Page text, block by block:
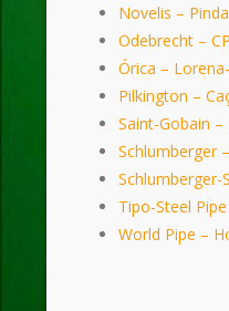
Novelis –
Odebrecht –
Órica –
Pilkington –
Saint-Gobain –
Schlumberger
Schlumberger-
Tipo-Steel
World Pipe –